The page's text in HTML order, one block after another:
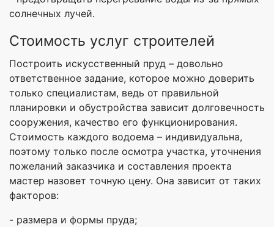
солнечных лучей.
Стоимость услуг строителей
Построить искусственный пруд – довольно
ответственное задание, которое можно доверить
только специалистам, ведь от правильной
планировки и обустройства зависит долговечность
сооружения, качество его функционирования.
Стоимость каждого водоема – индивидуальна,
поэтому только после осмотра участка, уточнения
пожеланий заказчика и составления проекта
мастер назовет точную цену. Она зависит от таких
факторов:
- размера и формы пруда;